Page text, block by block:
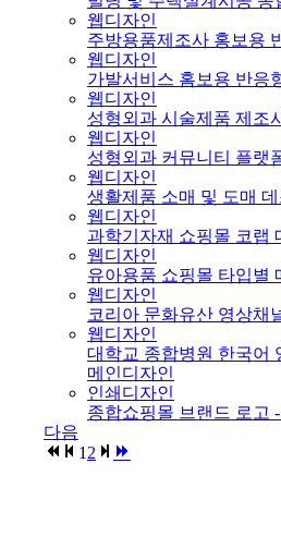
웹디자인
주방용품제조사 홍보용
웹디자인
가발서비스 홈보용 반응
웹디자인
성형외과 시술제품 제조
웹디자인
성형외과 커뮤니티 플랫
웹디자인
생활제품 소매 및 도매
웹디자인
과학기자재 쇼핑몰 코랩
웹디자인
유아용품 쇼핑몰 타입별
웹디자인
코리아 문화유산 영상채
웹디자인
대학교 종합병원 한국어
메인디자인
인쇄디자인
종합쇼핑몰 브랜드 로고
다음
1 2